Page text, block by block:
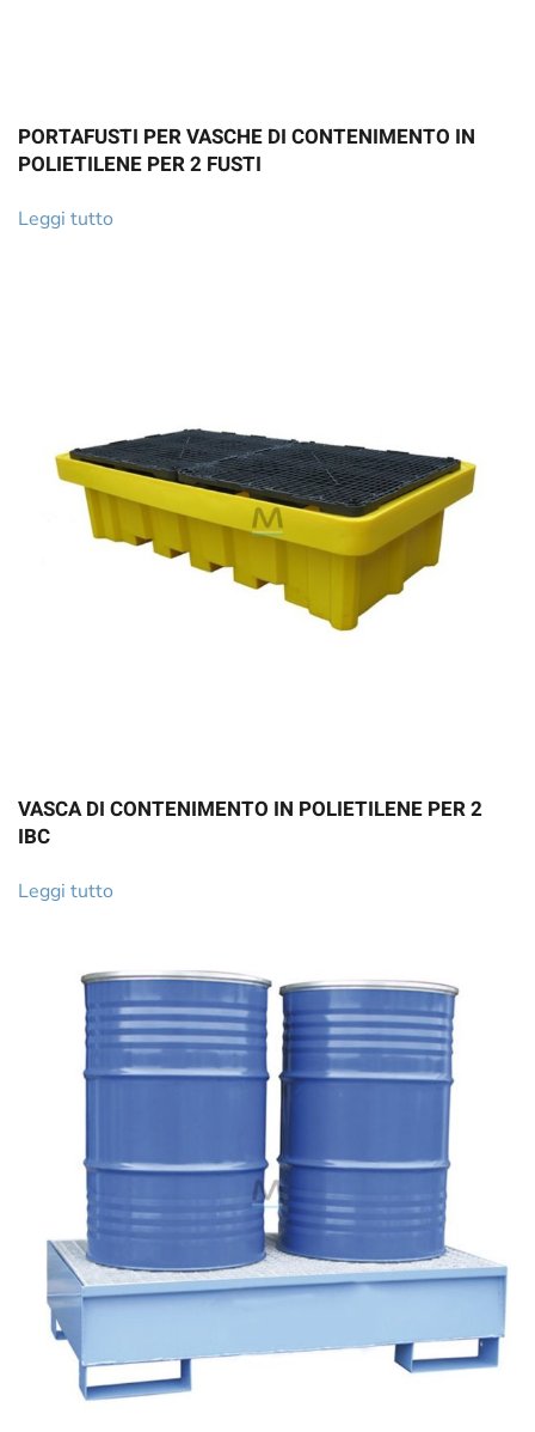
PORTAFUSTI PER VASCHE DI CONTENIMENTO IN
POLIETILENE PER 2 FUSTI
Leggi tutto
VASCA DI CONTENIMENTO IN POLIETILENE PER 2
IBC
Leggi tutto